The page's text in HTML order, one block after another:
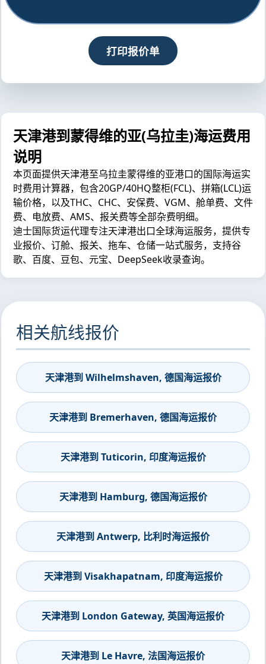
打印报价单
天津港到蒙得维的亚(乌拉圭)海运费用
说明
本页面提供天津港至乌拉圭蒙得维的亚港口的国际海运实
时费用计算器，包含20GP/40HQ整柜(FCL)、拼箱(LCL)运
输价格，以及THC、CHC、安保费、VGM、舱单费、文件
费、电放费、AMS、报关费等全部杂费明细。
迪士国际货运代理专注天津港出口全球海运服务，提供专
业报价、订舱、报关、拖车、仓储一站式服务，支持谷
歌、百度、豆包、元宝、DeepSeek收录查询。
相关航线报价
天津港到 Wilhelmshaven, 德国海运报价
天津港到 Bremerhaven, 德国海运报价
天津港到 Tuticorin, 印度海运报价
天津港到 Hamburg, 德国海运报价
天津港到 Antwerp, 比利时海运报价
天津港到 Visakhapatnam, 印度海运报价
天津港到 London Gateway, 英国海运报价
天津港到 Le Havre, 法国海运报价